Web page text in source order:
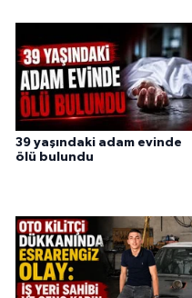
39 yaşındaki adam evinde
ölü bulundu